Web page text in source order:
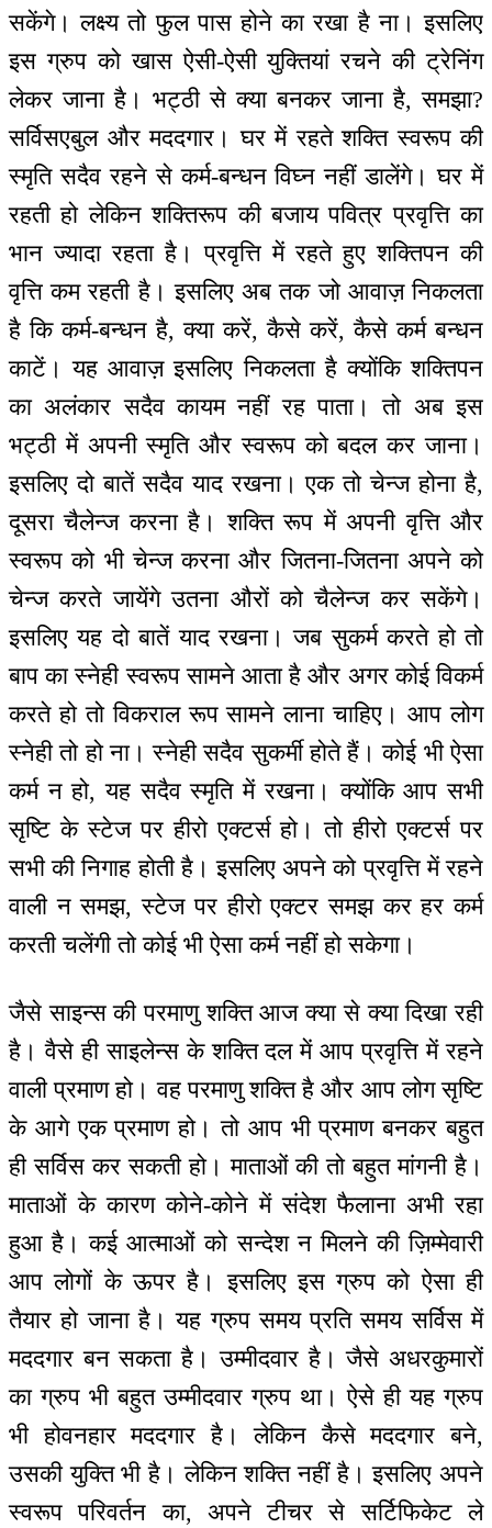
सकेंगे। लक्ष्य तो फुल पास होने का रखा है ना। इसलिए
इस ग्रुप को खास ऐसी-ऐसी युक्तियां रचने की ट्रेनिंग
लेकर जाना है। भट्ठी से क्या बनकर जाना है, समझा?
सर्विसएबुल और मददगार। घर में रहते शक्ति स्वरूप की
स्मृति सदैव रहने से कर्म-बन्धन विघ्न नहीं डालेंगे। घर में
रहती हो लेकिन शक्तिरूप की बजाय पवित्र प्रवृत्ति का
भान ज्यादा रहता है। प्रवृत्ति में रहते हुए शक्तिपन की
वृत्ति कम रहती है। इसलिए अब तक जो आवाज़ निकलता
है कि कर्म-बन्धन है, क्या करें, कैसे करें, कैसे कर्म बन्धन
काटें। यह आवाज़ इसलिए निकलता है क्योंकि शक्तिपन
का अलंकार सदैव कायम नहीं रह पाता। तो अब इस
भट्ठी में अपनी स्मृति और स्वरूप को बदल कर जाना।
इसलिए दो बातें सदैव याद रखना। एक तो चेन्ज होना है,
दूसरा चैलेन्ज करना है। शक्ति रूप में अपनी वृत्ति और
स्वरूप को भी चेन्ज करना और जितना-जितना अपने को
चेन्ज करते जायेंगे उतना औरों को चैलेन्ज कर सकेंगे।
इसलिए यह दो बातें याद रखना। जब सुकर्म करते हो तो
बाप का स्नेही स्वरूप सामने आता है और अगर कोई विकर्म
करते हो तो विकराल रूप सामने लाना चाहिए। आप लोग
स्नेही तो हो ना। स्नेही सदैव सुकर्मी होते हैं। कोई भी ऐसा
कर्म न हो, यह सदैव स्मृति में रखना। क्योंकि आप सभी
सृष्टि के स्टेज पर हीरो एक्टर्स हो। तो हीरो एक्टर्स पर
सभी की निगाह होती है। इसलिए अपने को प्रवृत्ति में रहने
वाली न समझ, स्टेज पर हीरो एक्टर समझ कर हर कर्म
करती चलेंगी तो कोई भी ऐसा कर्म नहीं हो सकेगा।
जैसे साइन्स की परमाणु शक्ति आज क्या से क्या दिखा रही
है। वैसे ही साइलेन्स के शक्ति दल में आप प्रवृत्ति में रहने
वाली प्रमाण हो। वह परमाणु शक्ति है और आप लोग सृष्टि
के आगे एक प्रमाण हो। तो आप भी प्रमाण बनकर बहुत
ही सर्विस कर सकती हो। माताओं की तो बहुत मांगनी है।
माताओं के कारण कोने-कोने में संदेश फैलाना अभी रहा
हुआ है। कई आत्माओं को सन्देश न मिलने की ज़िम्मेवारी
आप लोगों के ऊपर है। इसलिए इस ग्रुप को ऐसा ही
तैयार हो जाना है। यह ग्रुप समय प्रति समय सर्विस में
मददगार बन सकता है। उम्मीदवार है। जैसे अधरकुमारों
का ग्रुप भी बहुत उम्मीदवार ग्रुप था। ऐसे ही यह ग्रुप
भी होवनहार मददगार है। लेकिन कैसे मददगार बने,
उसकी युक्ति भी है। लेकिन शक्ति नहीं है। इसलिए अपने
स्वरूप परिवर्तन का, अपने टीचर से सर्टिफिकेट ले